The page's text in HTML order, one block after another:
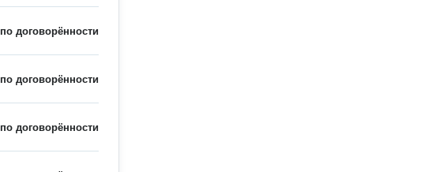
по договорённости
по договорённости
по договорённости